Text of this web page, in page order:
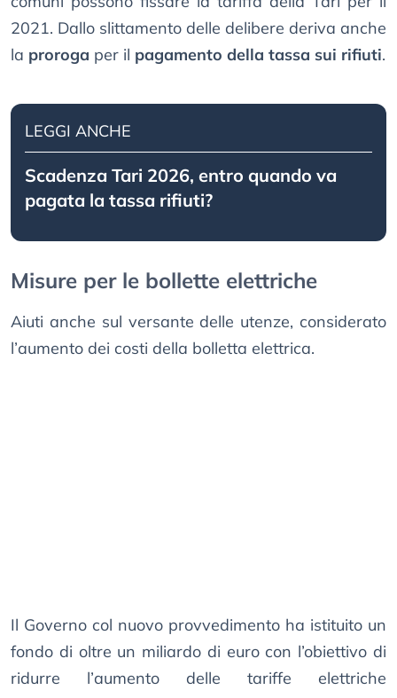
2021. Dallo slittamento delle delibere deriva anche
la proroga per il pagamento della tassa sui rifiuti.
LEGGI ANCHE
Scadenza Tari 2026, entro quando va
pagata la tassa rifiuti?
Misure per le bollette elettriche
Aiuti anche sul versante delle utenze, considerato
l’aumento dei costi della bolletta elettrica.
Il Governo col nuovo provvedimento ha istituito un
fondo di oltre un miliardo di euro con l’obiettivo di
ridurre l’aumento delle tariffe elettriche